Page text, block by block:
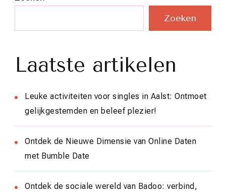
Zoeken
Laatste artikelen
Leuke activiteiten voor singles in Aalst: Ontmoet
gelijkgestemden en beleef plezier!
Ontdek de Nieuwe Dimensie van Online Daten
met Bumble Date
Ontdek de sociale wereld van Badoo: verbind,